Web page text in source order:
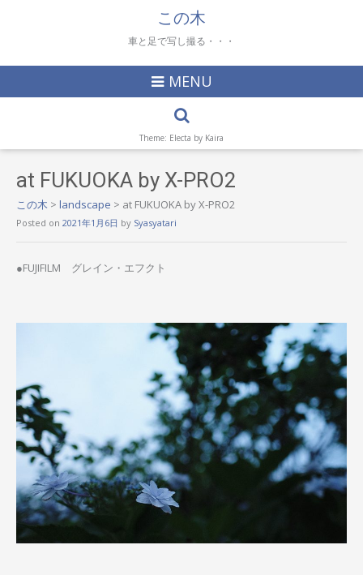
この木
車と足で写し撮る・・・
MENU
Theme: Electa by Kaira
at FUKUOKA by X-PRO2
この木 > landscape > at FUKUOKA by X-PRO2
Posted on 2021年1月6日 by Syasyatari
●FUJIFILM グレイン・エフクト